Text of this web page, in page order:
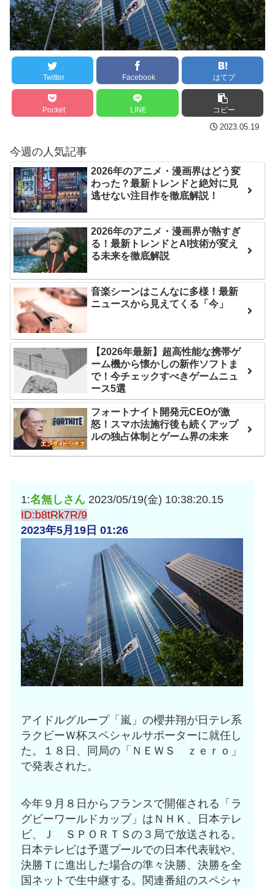
【画像】発達障害の子ど
もはこの絵の意味がすぐに
分からないらしい
日本が北朝鮮に辛勝し二
次予選3連勝も、海外ファン
は采配に辛辣「おそろしい
内容の後半」「今日の森保
七ツ森りり ご令嬢と召使
いの禁断の恋…1日だけ許さ
れた夫婦としての時間をひ
たすら愛し合う。
Powered by livedoor 相
互RSS
ン・フンミン先発落ちは
「監督の報復」
すまん熊本やがコンビニ
に食品も水もない
ディズニーが「大課金時
代」に突入！アトラクショ
ンパスがどれもこれも1500
円の課金チケに
ンバーワンだ」 熊本地震直
後の日本の対応のスピード
に世界が衝撃
【第7話予告】水10ドラ
マ『ラムネモンキー』 トレ
ンディなクリスマスイヴ
36歳の彼女と結婚したい
のに、家族が猛反対。家族
「本気で潰しにきてる」
滝沢秀明の新オーディショ
ァン衝撃
Powered by livedoor 相
Twitter Facebook はてブ
Pocket LINE コピー
2023.05.19
今週の人気記事
2026年のアニメ・漫画界はどう変
わった？最新トレンドと絶対に見
逃せない注目作を徹底解説！
2026年のアニメ・漫画界が熱すぎ
る！最新トレンドとAI技術が変え
る未来を徹底解説
音楽シーンはこんなに多様！最新
ニュースから見えてくる「今」
【2026年最新】超高性能な携帯ゲ
ーム機から懐かしの新作ソフトま
で！今チェックすべきゲームニュ
ース5選
フォートナイト開発元CEOが激
怒！スマホ法施行後も続くアップ
ルの独占体制とゲーム界の未来
1:名無しさん 2023/05/19(金) 10:38:20.15
ID:b8tRk7R/9
2023年5月19日 01:26
アイドルグループ「嵐」の櫻井翔が日テレ系
ラクビーＷ杯スペシャルサポーターに就任し
た。１８日、同局の「ＮＥＷＳ ｚｅｒｏ」
で発表された。
今年９月８日からフランスで開催される「ラ
グビーワールドカップ」はＮＨＫ、日本テレ
ビ、Ｊ ＳＰＯＲＴＳの３局で放送される。
日本テレビは予選プールでの日本代表戦や、
決勝Ｔに進出した場合の準々決勝、決勝を全
国ネットで生中継する。関連番組のスペシャ